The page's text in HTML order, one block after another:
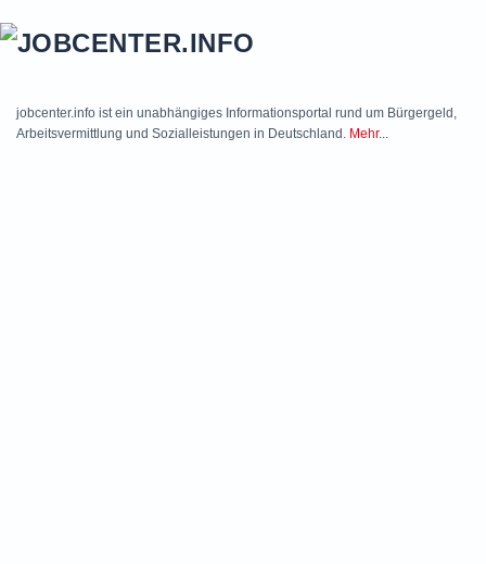
jobcenter.info ist ein unabhängiges Informationsportal rund um Bürgergeld,
Arbeitsvermittlung und Sozialleistungen in Deutschland. Mehr...